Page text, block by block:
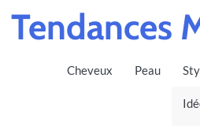
Tendances
Cheveux Peau